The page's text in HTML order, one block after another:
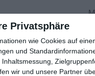
Privatsphäre
wie Cookies auf
und
wir und unsere Partner